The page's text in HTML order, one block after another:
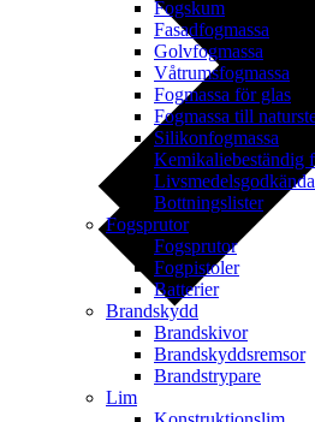
Fogskum
Fasadfogmassa
Golvfogmassa
Våtrumsfogmassa
Fogmassa för glas
Fogmassa till
Silikonfogmassa
Kemikaliebeständig
Bottningslister
Fogsprutor
Fogsprutor
Fogpistoler
Batterier
Brandskydd
Brandskivor
Brandskyddsremsor
Brandstrypare
Lim